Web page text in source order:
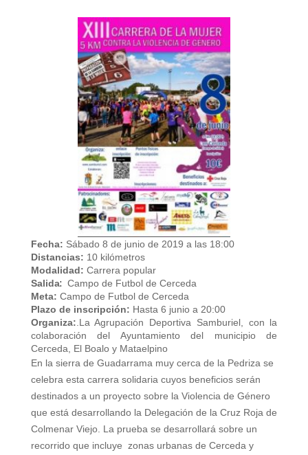
Fecha: Sábado 8 de junio de 2019 a las 18:00
Distancias: 10 kilómetros
Modalidad: Carrera popular
Salida: Campo de Futbol de Cerceda
Meta: Campo de Futbol de Cerceda
Plazo de inscripción: Hasta 6 junio a 20:00
Organiza: .La Agrupación Deportiva Samburiel, con la
colaboración del Ayuntamiento del municipio de
Cerceda, El Boalo y Mataelpino
En la sierra de Guadarrama muy cerca de la Pedriza se
celebra esta carrera solidaria cuyos beneficios serán
destinados a un proyecto sobre la Violencia de Género
que está desarrollando la Delegación de la Cruz Roja de
Colmenar Viejo. La prueba se desarrollará sobre un
recorrido que incluye zonas urbanas de Cerceda y